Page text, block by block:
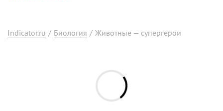
Indicator.ru / Биология / Животные — супергерои